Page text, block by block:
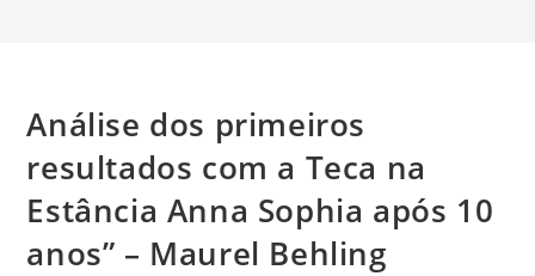
Análise dos primeiros
resultados com a Teca na
Estância Anna Sophia após 10
anos” – Maurel Behling